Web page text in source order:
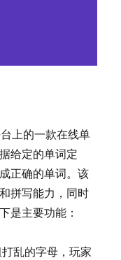
台上的一款在线单
给定的单词定
正确的单词。该
拼写能力，同时
是主要功能：
乱的字母，玩家